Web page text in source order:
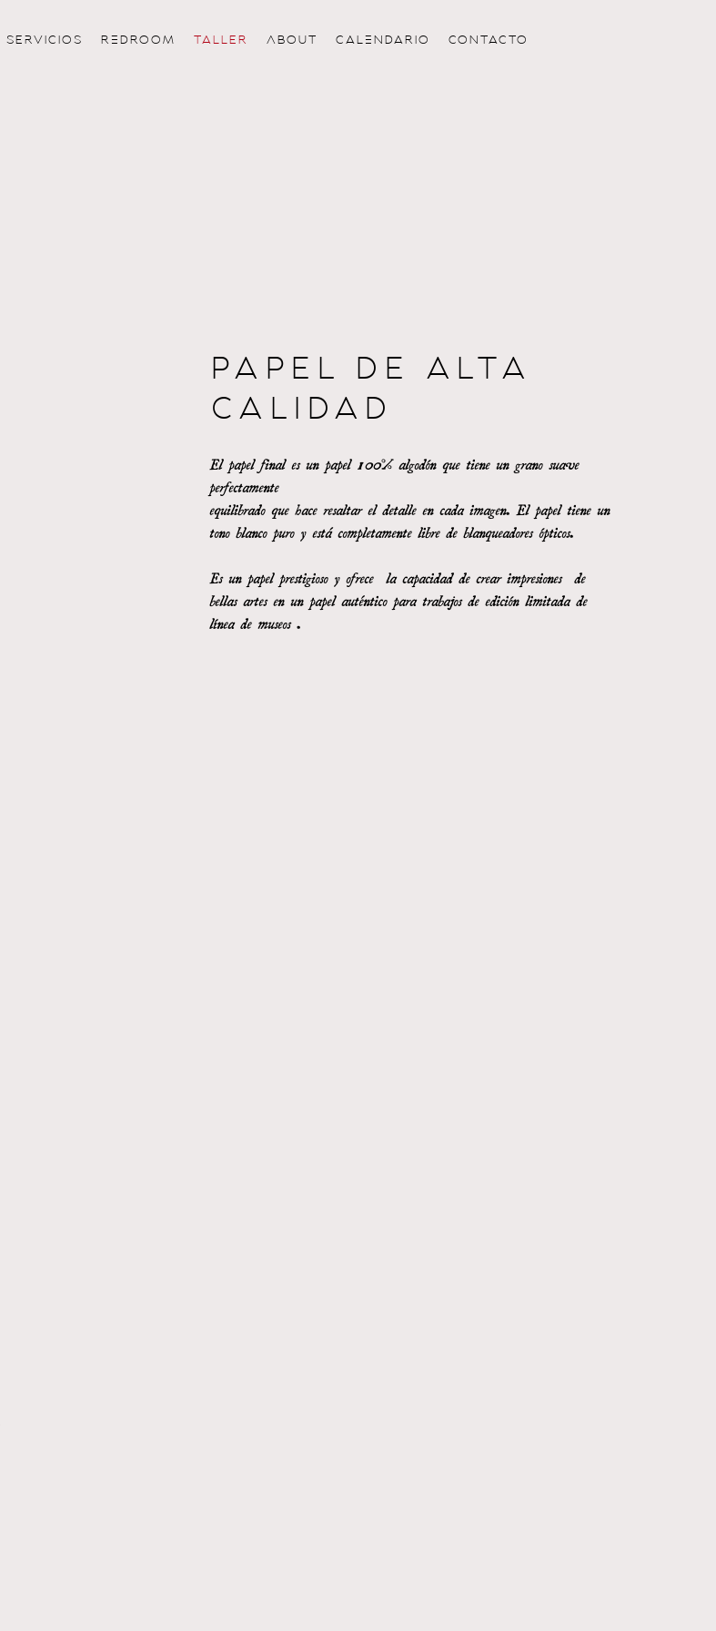
SErVICIOS ReDROOM TALLER aBOUT CALeNDARIO CONTACTO
PAPEL DE ALTA
CALIDAD
El papel final es un papel 100% algodón que tiene un grano suave
perfectamente
equilibrado que hace resaltar el detalle en cada imagen. El papel tiene un
tono blanco puro y está completamente libre de blanqueadores ópticos.
Es un papel prestigioso y ofrece la capacidad de crear impresiones de
bellas artes en un papel auténtico para trabajos de edición limitada de
línea de museos .